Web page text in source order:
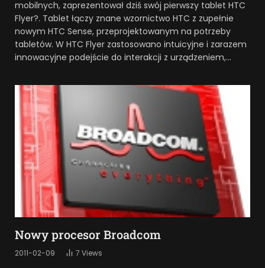
mobilnych, zaprezentował dziś swój pierwszy tablet HTC
Flyer?. Tablet łączy znane wzornictwo HTC z zupełnie
nowym HTC Sense, przeprojektowanym na potrzeby
tabletów. W HTC Flyer zastosowano intuicyjne i zarazem
innowacyjne podejście do interakcji z urządzeniem,…
Nowy procesor Broadcom
2011-02-09 7 Views